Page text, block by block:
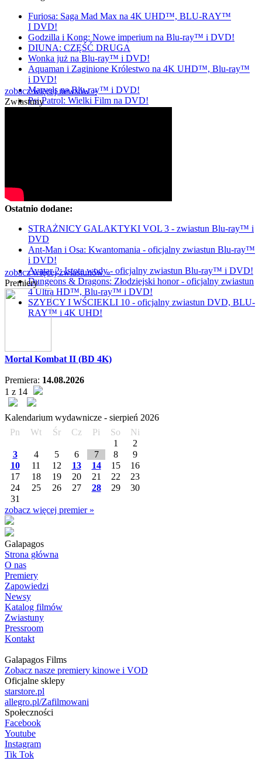
Furiosa: Saga Mad Max na 4K UHD™, BLU-RAY™
I DVD!
Godzilla i Kong: Nowe imperium na Blu-ray™ i DVD!
DIUNA: CZĘŚĆ DRUGA
Wonka już na Blu-ray™ i DVD!
Aquaman i Zaginione Królestwo na 4K UHD™, Blu-ray™
i DVD!
Marvels na Blu-ray™ i DVD!
Psi Patrol: Wielki Film na DVD!
zobacz więcej newsów »
Zwiastuny
Ostatnio dodane:
STRAŻNICY GALAKTYKI VOL 3 - zwiastun Blu-ray™ i
DVD
Ant-Man i Osa: Kwantomania - oficjalny zwiastun Blu-ray™
i DVD!
Avatar 2: Istota wody - oficjalny zwiastun Blu-ray™ i DVD!
Dungeons & Dragons: Złodziejski honor - oficjalny zwiastun
4 Ultra HD™, Blu-ray™ i DVD!
SZYBCY I WŚCIEKLI 10 - oficjalny zwiastun DVD, BLU-
RAY™ i 4K UHD!
zobacz więcej zwiastunów »
Premiery
Mortal Kombat II (BD 4K)
Premiera: 14.08.2026
1 z 14
Kalendarium wydawnicze - sierpień 2026
Pn
Wt Śr Cz Pi So
Ni
1
2
3
4 5 6 7 8
9
10
11 12 13 14 15
16
17
18 19 20 21 22
23
24
25 26 27 28 29
30
31
zobacz więcej premier »
Galapagos
Strona główna
O nas
Premiery
Zapowiedzi
Newsy
Katalog filmów
Zwiastuny
Pressroom
Kontakt
Galapagos Films
Zobacz nasze premiery kinowe i VOD
Oficjalne sklepy
starstore.pl
allegro.pl/Zafilmowani
Społeczności
Facebook
Youtube
Instagram
Tik Tok